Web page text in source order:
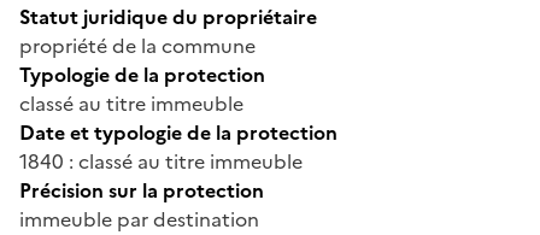
Statut juridique du propriétaire
propriété de la commune
Typologie de la protection
classé au titre immeuble
Date et typologie de la protection
1840 : classé au titre immeuble
Précision sur la protection
immeuble par destination